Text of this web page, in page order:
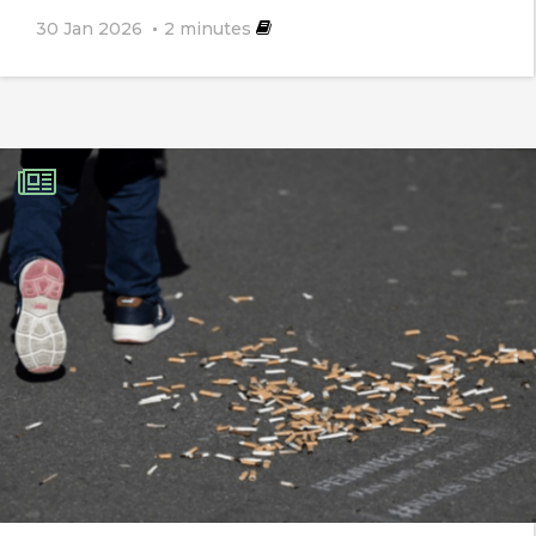
making a short-lived, cyclical, or
specific environmental factors.
Environmental refugees, therefore, are
people compelled to spontaneous,
short-lived, cyclical, or longer-term
changes of residence due to sudden or
gradually worsening changes in
environmental factors important to
their living, which may be of either a
short-term or an irreversible character.
30 Jan 2026 2 minutes